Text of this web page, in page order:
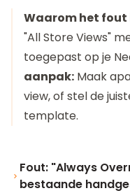
Waarom het fout
"All Store Views"
toegepast op je
aanpak: Maak
view, of stel de
template.
Fout: "Always
bestaande